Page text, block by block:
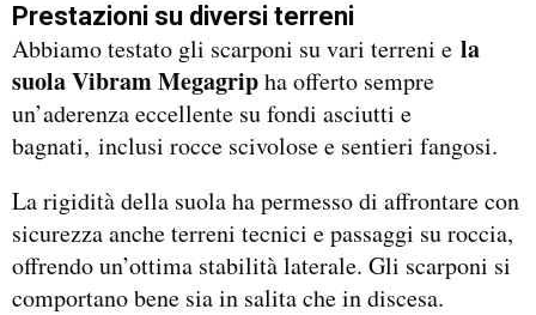
Prestazioni su diversi terreni
Abbiamo testato gli scarponi su vari terreni e la
suola Vibram Megagripha offerto sempre
un’aderenza eccellente su fondi asciutti e
bagnati, inclusi rocce scivolose e sentieri fangosi.
La rigidità della suola ha permesso di affrontare con
sicurezza anche terreni tecnici e passaggi su roccia,
offrendo un’ottima stabilità laterale. Gli scarponi si
comportano bene sia in salita che in discesa.